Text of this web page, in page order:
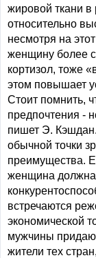
жировой ткани в
относительно
несмотря на
женщину более
кортизол, тоже
этом повышает
Стоит помнить,
предпочтения -
пишет Э.
обычной точки
преимущества.
женщина должна
встречаются
экономической
мужчины
жители тех